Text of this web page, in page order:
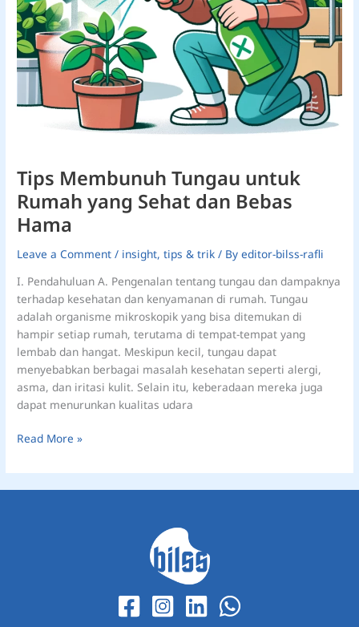
Tips Membunuh Tungau untuk
Rumah yang Sehat dan Bebas
Hama
Leave a Comment / insight,tips & trik / Byeditor-bilss-rafli
I. Pendahuluan A. Pengenalan tentang tungau dan dampaknya
terhadap kesehatan dan kenyamanan di rumah. Tungau
adalah organisme mikroskopik yang bisa ditemukan di
hampir setiap rumah, terutama di tempat-tempat yang
lembab dan hangat. Meskipun kecil, tungau dapat
menyebabkan berbagai masalah kesehatan seperti alergi,
asma, dan iritasi kulit. Selain itu, keberadaan mereka juga
dapat menurunkan kualitas udara
Read More »